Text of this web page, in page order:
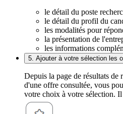
le détail du poste
le détail du profil du
les modalités pour
la présentation de
les informations
5. Ajouter à votre sélection les
Depuis la page de résultats de
d'une offre consultée, vous
votre choix à votre sélection.